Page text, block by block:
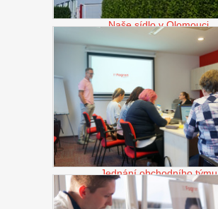
Naše sídlo v Olomouci
Jednání obchodního týmu